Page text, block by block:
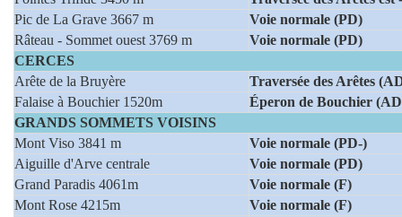
Pic de La Grave 3667 m
Voie normale (PD)
Râteau - Sommet ouest 3769 m
Voie normale (PD)
CERCES
Arête de la Bruyère
Traversée des Arêtes
Falaise à Bouchier 1520m
Éperon de Bouchier
GRANDS SOMMETS VOISINS
Mont Viso 3841 m
Voie normale (PD-)
Aiguille d'Arve centrale
Voie normale (PD)
Grand Paradis 4061m
Voie normale (F)
Mont Rose 4215m
Voie normale (F)